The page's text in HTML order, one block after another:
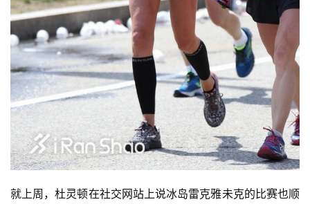
就上周，杜灵顿在社交网站上说冰岛雷克雅未克的比赛也顺